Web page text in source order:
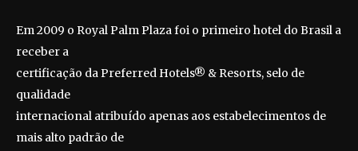
Em 2009 o Royal Palm Plaza foi o primeiro hotel do Brasil a
receber a
certificação da Preferred Hotels® & Resorts, selo de
qualidade
internacional atribuído apenas aos estabelecimentos de
mais alto padrão de